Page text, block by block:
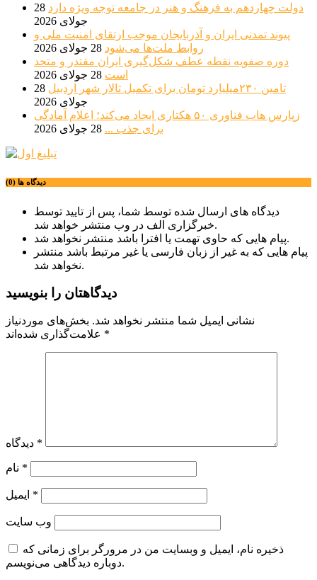
دولت چهاردهم به فرهنگ و هنر در جامعه توجه ویژه دارد 28
جولای 2026
پیوند تمدنی ایران و آذربایجان موجب ارتقای امنیت ملی و
روابط ملت‌ها می‌شود 28 جولای 2026
دوره صفویه نقطه عطف شکل‌گیری ایران مقتدر و متحد
است 28 جولای 2026
تامین ۲۳۰میلیارد تومان برای تکمیل تالار شهر اردبیل
28
جولای 2026
زپارس هاب فناوری ۵۰ هکتاری ایجاد می‌کند؛ اعلام آمادگی
برای جذب ... 28 جولای 2026
دیدگاه ها (0)
دیدگاه های ارسال شده توسط شما، پس از تایید توسط
خبرگزاری الف در وب منتشر خواهد شد.
پیام هایی که حاوی تهمت یا افترا باشد منتشر نخواهد شد.
پیام هایی که به غیر از زبان فارسی یا غیر مرتبط باشد منتشر
نخواهد شد.
دیدگاهتان را بنویسید
نشانی ایمیل شما منتشر نخواهد شد. بخش‌های موردنیاز
*
*
*
*
وب‌ سایت
ذخیره نام، ایمیل و وبسایت من در مرورگر برای زمانی که
دوباره دیدگاهی می‌نویسم.